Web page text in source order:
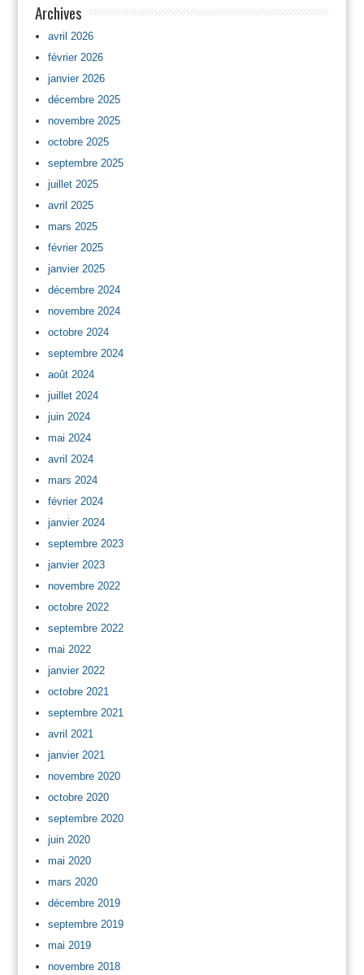
Archives
avril 2026
février 2026
janvier 2026
décembre 2025
novembre 2025
octobre 2025
septembre 2025
juillet 2025
avril 2025
mars 2025
février 2025
janvier 2025
décembre 2024
novembre 2024
octobre 2024
septembre 2024
août 2024
juillet 2024
juin 2024
mai 2024
avril 2024
mars 2024
février 2024
janvier 2024
septembre 2023
janvier 2023
novembre 2022
octobre 2022
septembre 2022
mai 2022
janvier 2022
octobre 2021
septembre 2021
avril 2021
janvier 2021
novembre 2020
octobre 2020
septembre 2020
juin 2020
mai 2020
mars 2020
décembre 2019
septembre 2019
mai 2019
novembre 2018